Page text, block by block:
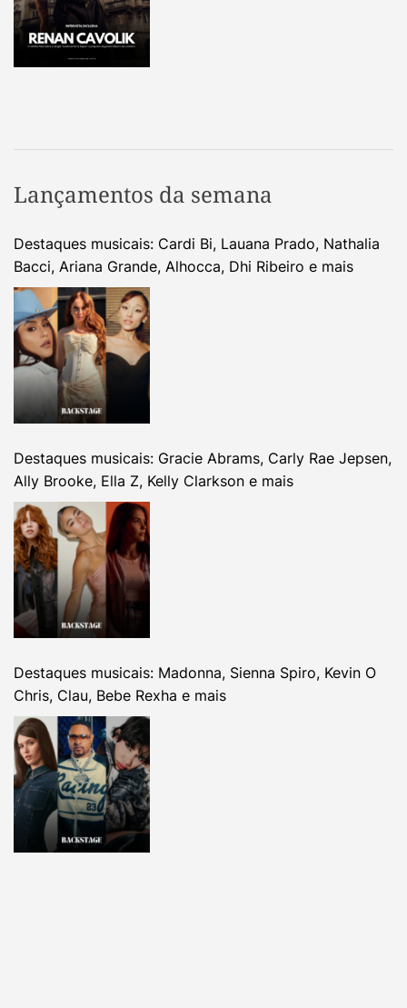
Lançamentos da semana
Destaques musicais: Cardi Bi, Lauana Prado, Nathalia
Bacci, Ariana Grande, Alhocca, Dhi Ribeiro e mais
Destaques musicais: Gracie Abrams, Carly Rae Jepsen,
Ally Brooke, Ella Z, Kelly Clarkson e mais
Destaques musicais: Madonna, Sienna Spiro, Kevin O
Chris, Clau, Bebe Rexha e mais